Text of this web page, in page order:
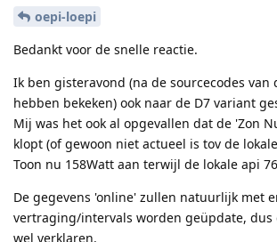
oepi-loepi
Bedankt voor de snelle reactie.
Ik ben gisteravond (na de sourcecodes van
hebben bekeken) ook naar de D7 variant
Mij was het ook al opgevallen dat de 'Zon
klopt (of gewoon niet actueel is tov de
Toon nu 158Watt aan terwijl de lokale api
De gegevens 'online' zullen natuurlijk met
vertraging/intervals worden geüpdate, dus
wel verklaren.